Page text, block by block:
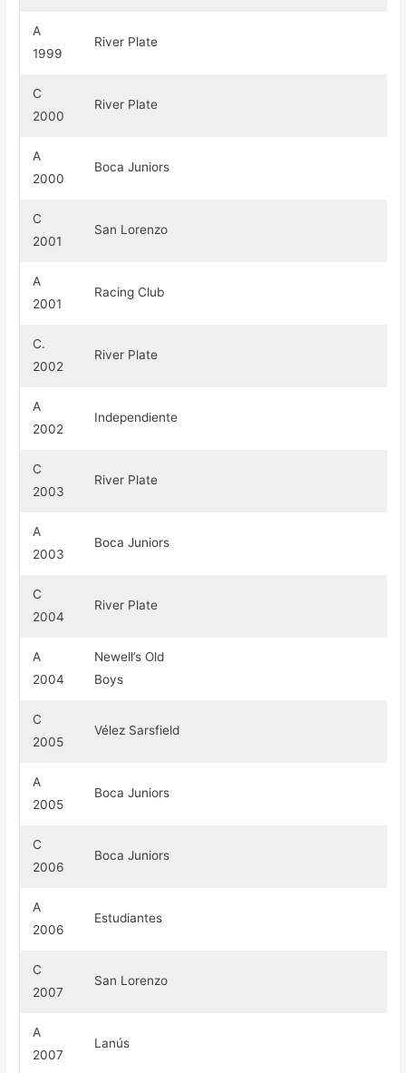
A
1999
River Plate
C
2000
River Plate
A
2000
Boca Juniors
C
2001
San Lorenzo
A
2001
Racing Club
C.
2002
River Plate
A
2002
Independiente
C
2003
River Plate
A
2003
Boca Juniors
C
2004
River Plate
A
2004
Newell’s Old
Boys
C
2005
Vélez Sarsfield
A
2005
Boca Juniors
C
2006
Boca Juniors
A
2006
Estudiantes
C
2007
San Lorenzo
A
2007
Lanús